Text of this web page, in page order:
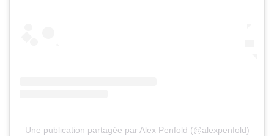
Une publication partagée par Alex Penfold (@alexpenfold)